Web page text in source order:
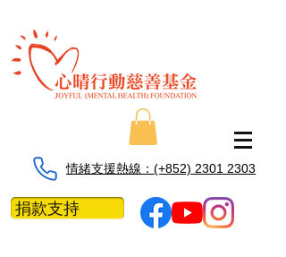
情緒支援熱線：​​(+852) 2301 2303
捐款支持